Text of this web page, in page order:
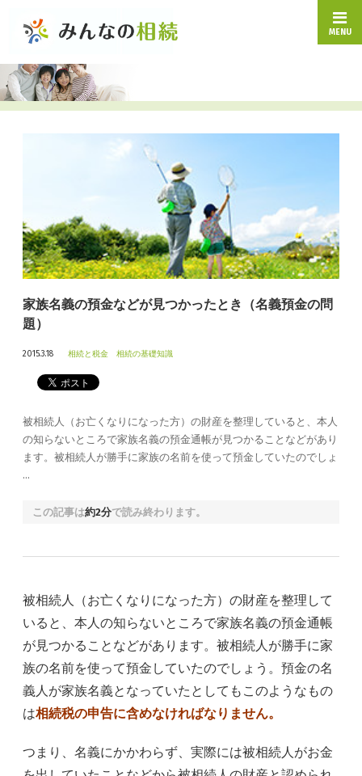
MENU
家族名義の預金などが見つかったとき（名義預金の問
題）
2015.3.18 相続と税金 相続の基礎知識
被相続人（お亡くなりになった方）の財産を整理していると、本人
の知らないところで家族名義の預金通帳が見つかることなどがあり
ます。被相続人が勝手に家族の名前を使って預金していたのでしょ
…
この記事は約2分で読み終わります。
被相続人（お亡くなりになった方）の財産を整理して
いると、本人の知らないところで家族名義の預金通帳
が見つかることなどがあります。被相続人が勝手に家
族の名前を使って預金していたのでしょう。預金の名
義人が家族名義となっていたとしてもこのようなもの
は相続税の申告に含めなければなりません。
つまり、名義にかかわらず、実際には被相続人がお金